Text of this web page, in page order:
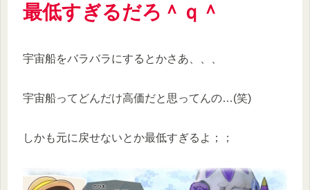
最低すぎるだろ＾ｑ＾
宇宙船をバラバラにするとかさあ、、、
宇宙船ってどんだけ高価だと思ってんの…(笑)
しかも元に戻せないとか最低すぎるよ；；